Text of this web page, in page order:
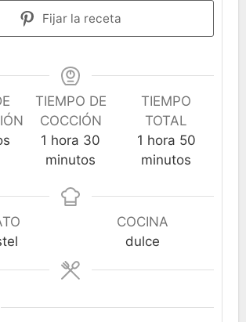
Fijar la receta
TIEMPO DE
COCCIÓN
1 hora
hora 30 minutos
minutos
TIEMPO
TOTAL
1 hora
hora 50minutos
minutos
COCINA
dulce